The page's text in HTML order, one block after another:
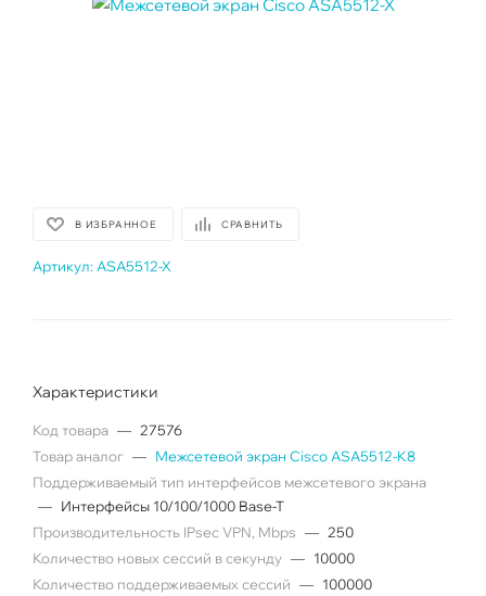
В ИЗБРАННОЕ СРАВНИТЬ
Артикул: ASA5512-X
Характеристики
Код товара — 27576
Товар аналог — Межсетевой экран Cisco ASA5512-K8
Поддерживаемый тип интерфейсов межсетевого экрана
— Интерфейсы 10/100/1000 Base-T
Производительность IPsec VPN, Mbps — 250
Количество новых сессий в секунду — 10000
Количество поддерживаемых сессий — 100000